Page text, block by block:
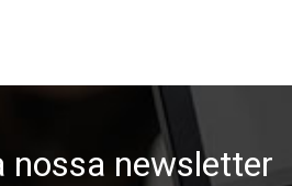
nossa newsletter